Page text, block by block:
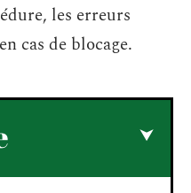
les erreurs
cas de blocage.